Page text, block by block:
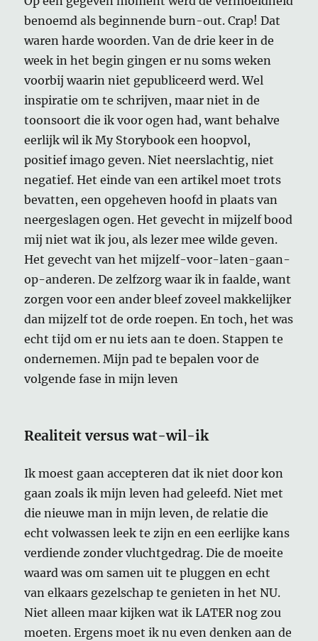
benoemd als beginnende burn-out. Crap! Dat
waren harde woorden. Van de drie keer in de
week in het begin gingen er nu soms weken
voorbij waarin niet gepubliceerd werd. Wel
inspiratie om te schrijven, maar niet in de
toonsoort die ik voor ogen had, want behalve
eerlijk wil ik My Storybook een hoopvol,
positief imago geven. Niet neerslachtig, niet
negatief. Het einde van een artikel moet trots
bevatten, een opgeheven hoofd in plaats van
neergeslagen ogen. Het gevecht in mijzelf bood
mij niet wat ik jou, als lezer mee wilde geven.
Het gevecht van het mijzelf-voor-laten-gaan-
op-anderen. De zelfzorg waar ik in faalde, want
zorgen voor een ander bleef zoveel makkelijker
dan mijzelf tot de orde roepen. En toch, het was
echt tijd om er nu iets aan te doen. Stappen te
ondernemen. Mijn pad te bepalen voor de
volgende fase in mijn leven
Realiteit versus wat-wil-ik
Ik moest gaan accepteren dat ik niet door kon
gaan zoals ik mijn leven had geleefd. Niet met
die nieuwe man in mijn leven, de relatie die
echt volwassen leek te zijn en een eerlijke kans
verdiende zonder vluchtgedrag. Die de moeite
waard was om samen uit te pluggen en echt
van elkaars gezelschap te genieten in het NU.
Niet alleen maar kijken wat ik LATER nog zou
moeten. Ergens moet ik nu even denken aan de